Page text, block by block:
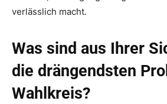
verlässlich macht.
Was sind aus Ihrer
die drängendsten
Wahlkreis?